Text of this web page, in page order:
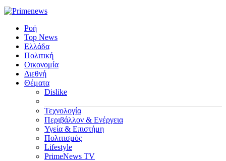
Ροή
Top News
Ελλάδα
Πολιτική
Οικονομία
Διεθνή
Θέματα
Dislike
Τεχνολογία
Περιβάλλον & Ενέργεια
Υγεία & Επιστήμη
Πολιτισμός
Lifestyle
PrimeNews TV